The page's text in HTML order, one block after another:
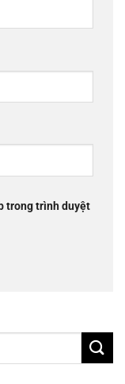
trong trình duyệt